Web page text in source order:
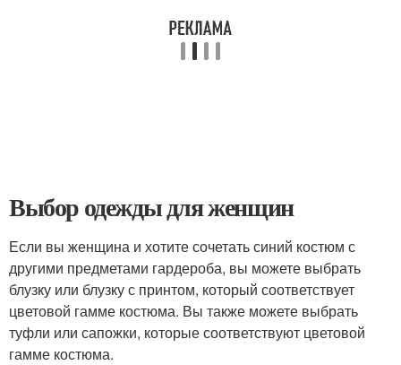
Выбор одежды для женщин
Если вы женщина и хотите сочетать синий костюм с
другими предметами гардероба, вы можете выбрать
блузку или блузку с принтом, который соответствует
цветовой гамме костюма. Вы также можете выбрать
туфли или сапожки, которые соответствуют цветовой
гамме костюма.